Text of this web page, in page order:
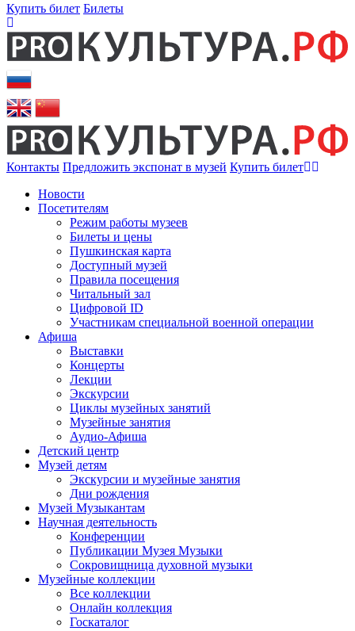
Купить билет Билеты
Контакты Предложить экспонат в музей Купить билет
Новости
Посетителям
Режим работы музеев
Билеты и цены
Пушкинская карта
Доступный музей
Правила посещения
Читальный зал
Цифровой ID
Участникам специальной военной операции
Афиша
Выставки
Концерты
Лекции
Экскурсии
Циклы музейных занятий
Музейные занятия
Аудио-Афиша
Детский центр
Музей детям
Экскурсии и музейные занятия
Дни рождения
Музей Музыкантам
Научная деятельность
Конференции
Публикации Музея Музыки
Сокровищница духовной музыки
Музейные коллекции
Все коллекции
Онлайн коллекция
Госкаталог